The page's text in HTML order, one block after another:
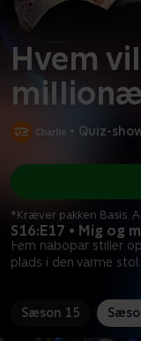
Hvem
• Quiz-
S16:E17 • Mig og
Fem nabopar stiller
plads i den varme
*Kræver pakken Basis.
Sæson 15